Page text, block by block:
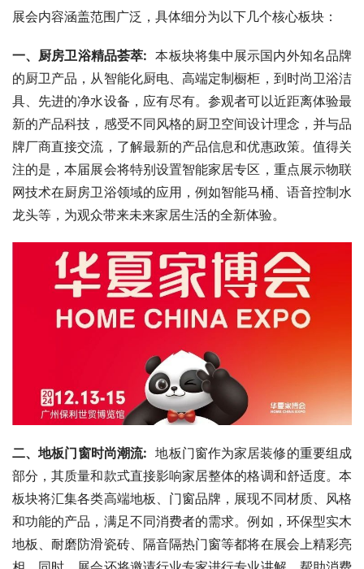
展会内容涵盖范围广泛，具体细分为以下几个核心板块：
一、厨房卫浴精品荟萃:
  本板块将集中展示国内外知名品牌
的厨卫产品，从智能化厨电、高端定制橱柜，到时尚卫浴洁
具、先进的净水设备，应有尽有。参观者可以近距离体验最
新的产品科技，感受不同风格的厨卫空间设计理念，并与品
牌厂商直接交流，了解最新的产品信息和优惠政策。值得关
注的是，本届展会将特别设置智能家居专区，重点展示物联
网技术在厨房卫浴领域的应用，例如智能马桶、语音控制水
龙头等，为观众带来未来家居生活的全新体验。
二、地板门窗时尚潮流:
  地板门窗作为家居装修的重要组成
部分，其质量和款式直接影响家居整体的格调和舒适度。本
板块将汇集各类高端地板、门窗品牌，展现不同材质、风格
和功能的产品，满足不同消费者的需求。例如，环保型实木
地板、耐磨防滑瓷砖、隔音隔热门窗等都将在展会上精彩亮